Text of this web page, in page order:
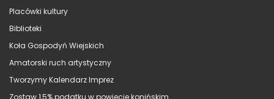
Placówki kultury
Biblioteki
Koła Gospodyń Wiejskich
Amatorski ruch artystyczny
Tworzymy Kalendarz Imprez
Zostaw 1,5% podatku w powiecie konińskim